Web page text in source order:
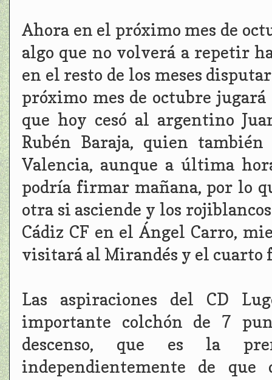
Ahora en el próximo mes de
algo que no volverá a repetir
en el resto de los meses
próximo mes de octubre
que hoy cesó al argentino
Rubén Baraja, quien
Valencia, aunque a última
podría firmar mañana, por lo
otra si asciende y los
Cádiz CF en el Ángel Carro,
visitará al Mirandés y el cuarto
Las aspiraciones del CD
importante colchón de 7
descenso, que es la
independientemente de que